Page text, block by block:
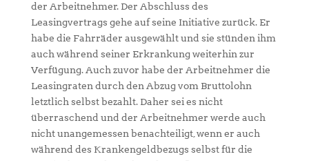
der Arbeitnehmer. Der Abschluss des
Leasingvertrags gehe auf seine Initiative zurück. Er
habe die Fahrräder ausgewählt und sie stünden ihm
auch während seiner Erkrankung weiterhin zur
Verfügung. Auch zuvor habe der Arbeitnehmer die
Leasingraten durch den Abzug vom Bruttolohn
letztlich selbst bezahlt. Daher sei es nicht
überraschend und der Arbeitnehmer werde auch
nicht unangemessen benachteiligt, wenn er auch
während des Krankengeldbezugs selbst für die